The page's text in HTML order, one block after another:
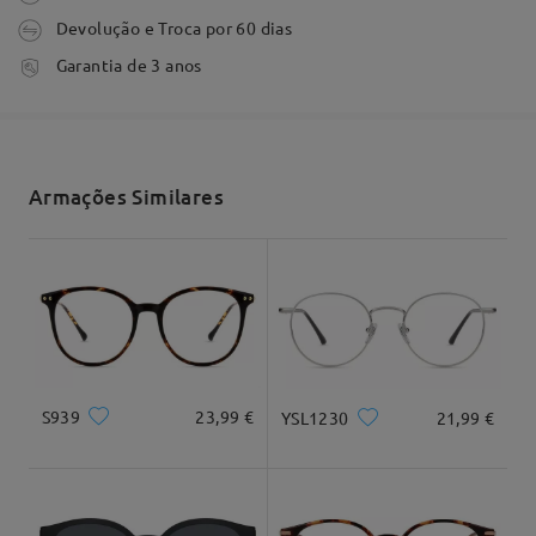
Forma do rosto: Comprimento: Largura:
by
Ler todos os
Comentários
tempo de processamento
Entrega
Devolução e Troca por 60 dias
Garantia de 3 anos
Armações Similares
S939 23,99 € YSL1230 21,99 €